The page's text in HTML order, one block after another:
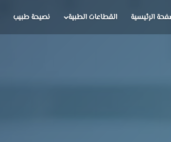
الرئيسية القطاعات الطبية نصيحة طبيب